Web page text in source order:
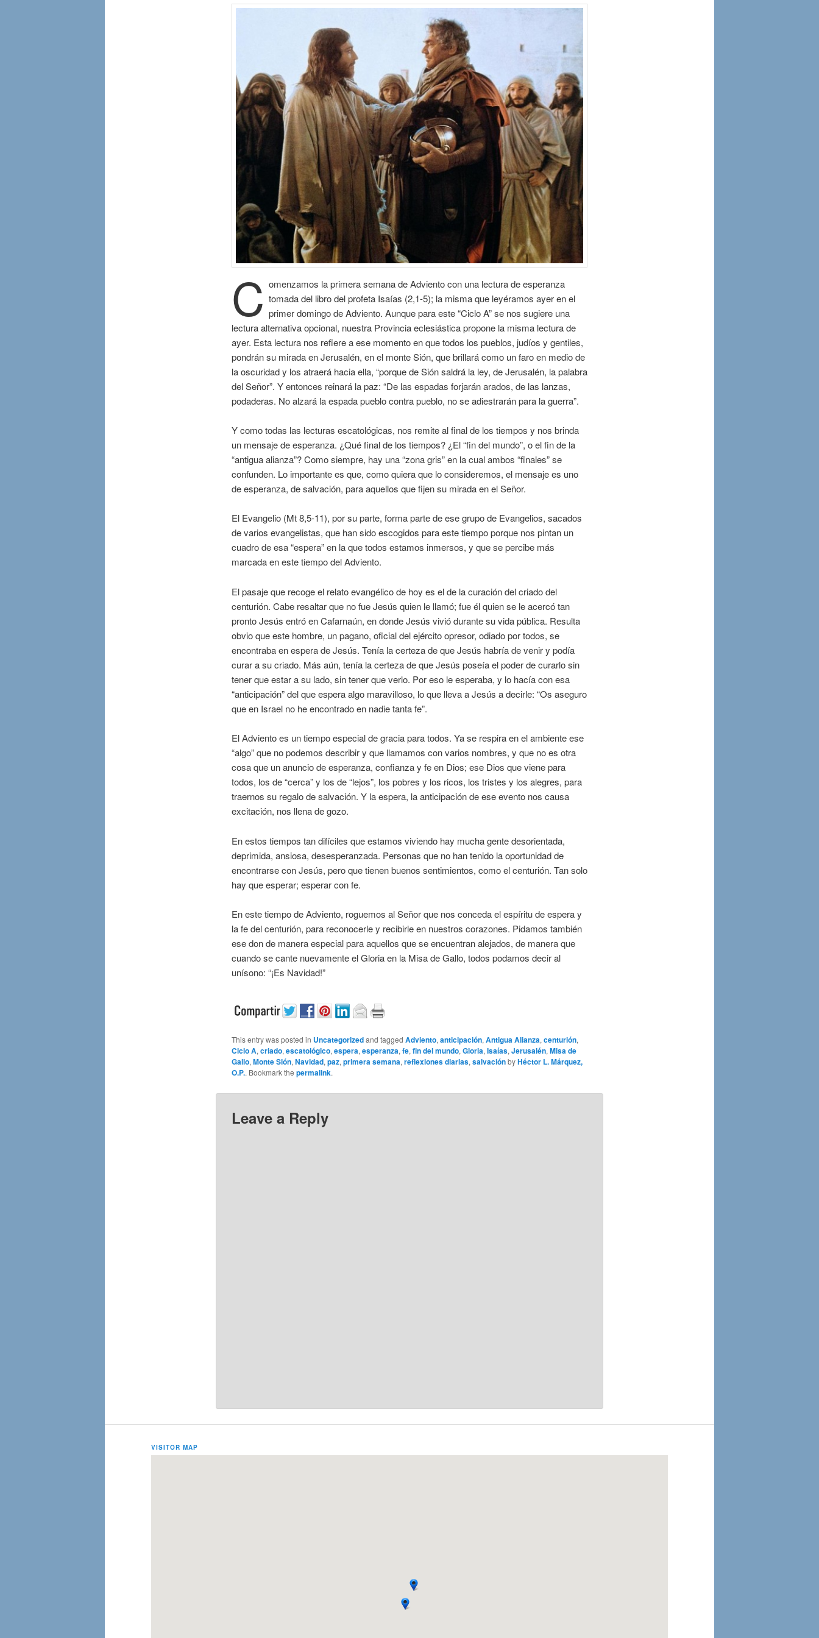
C omenzamos la primera semana de Adviento con una lectura de esperanza
tomada del libro del profeta Isaías (2,1-5); la misma que leyéramos ayer en el
primer domingo de Adviento. Aunque para este “Ciclo A” se nos sugiere una
lectura alternativa opcional, nuestra Provincia eclesiástica propone la misma lectura de
ayer. Esta lectura nos refiere a ese momento en que todos los pueblos, judíos y gentiles,
pondrán su mirada en Jerusalén, en el monte Sión, que brillará como un faro en medio de
la oscuridad y los atraerá hacia ella, “porque de Sión saldrá la ley, de Jerusalén, la palabra
del Señor”. Y entonces reinará la paz: “De las espadas forjarán arados, de las lanzas,
podaderas. No alzará la espada pueblo contra pueblo, no se adiestrarán para la guerra”.
Y como todas las lecturas escatológicas, nos remite al final de los tiempos y nos brinda
un mensaje de esperanza. ¿Qué final de los tiempos? ¿El “fin del mundo”, o el fin de la
“antigua alianza”? Como siempre, hay una “zona gris” en la cual ambos “finales” se
confunden. Lo importante es que, como quiera que lo consideremos, el mensaje es uno
de esperanza, de salvación, para aquellos que fijen su mirada en el Señor.
El Evangelio (Mt 8,5-11), por su parte, forma parte de ese grupo de Evangelios, sacados
de varios evangelistas, que han sido escogidos para este tiempo porque nos pintan un
cuadro de esa “espera” en la que todos estamos inmersos, y que se percibe más
marcada en este tiempo del Adviento.
El pasaje que recoge el relato evangélico de hoy es el de la curación del criado del
centurión. Cabe resaltar que no fue Jesús quien le llamó; fue él quien se le acercó tan
pronto Jesús entró en Cafarnaún, en donde Jesús vivió durante su vida pública. Resulta
obvio que este hombre, un pagano, oficial del ejército opresor, odiado por todos, se
encontraba en espera de Jesús. Tenía la certeza de que Jesús habría de venir y podía
curar a su criado. Más aún, tenía la certeza de que Jesús poseía el poder de curarlo sin
tener que estar a su lado, sin tener que verlo. Por eso le esperaba, y lo hacía con esa
“anticipación” del que espera algo maravilloso, lo que lleva a Jesús a decirle: “Os aseguro
que en Israel no he encontrado en nadie tanta fe”.
El Adviento es un tiempo especial de gracia para todos. Ya se respira en el ambiente ese
“algo” que no podemos describir y que llamamos con varios nombres, y que no es otra
cosa que un anuncio de esperanza, confianza y fe en Dios; ese Dios que viene para
todos, los de “cerca” y los de “lejos”, los pobres y los ricos, los tristes y los alegres, para
traernos su regalo de salvación. Y la espera, la anticipación de ese evento nos causa
excitación, nos llena de gozo.
En estos tiempos tan difíciles que estamos viviendo hay mucha gente desorientada,
deprimida, ansiosa, desesperanzada. Personas que no han tenido la oportunidad de
encontrarse con Jesús, pero que tienen buenos sentimientos, como el centurión. Tan solo
hay que esperar; esperar con fe.
En este tiempo de Adviento, roguemos al Señor que nos conceda el espíritu de espera y
la fe del centurión, para reconocerle y recibirle en nuestros corazones. Pidamos también
ese don de manera especial para aquellos que se encuentran alejados, de manera que
cuando se cante nuevamente el Gloria en la Misa de Gallo, todos podamos decir al
unísono: “¡Es Navidad!”
This entry was posted in Uncategorizedand tagged Adviento, anticipación, Antigua Alianza, centurión,
Ciclo A, criado, escatológico, espera, esperanza, fe, fin del mundo, Gloria, Isaías, Jerusalén, Misa de
Gallo, Monte Sión, Navidad, paz, primera semana, reflexiones diarias, salvaciónbyHéctor L. Márquez,
O.P.. Bookmark the permalink.
Leave a Reply
VISITOR MAP